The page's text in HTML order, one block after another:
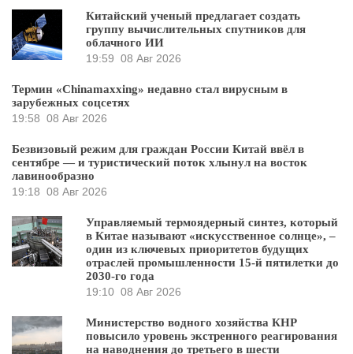
Китайский ученый предлагает создать
группу вычислительных спутников для
облачного ИИ
19:59 08 Авг 2026
Термин «Chinamaxxing» недавно стал вирусным в
зарубежных соцсетях
19:58 08 Авг 2026
Безвизовый режим для граждан России Китай ввёл в
сентябре — и туристический поток хлынул на восток
лавинообразно
19:18 08 Авг 2026
Управляемый термоядерный синтез, который
в Китае называют «искусственное солнце», –
один из ключевых приоритетов будущих
отраслей промышленности 15-й пятилетки до
2030-го года
19:10 08 Авг 2026
Министерство водного хозяйства КНР
повысило уровень экстренного реагирования
на наводнения до третьего в шести